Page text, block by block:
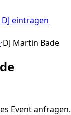
DJ eintragen
·DJ Martin Bade
Eventanfragen.